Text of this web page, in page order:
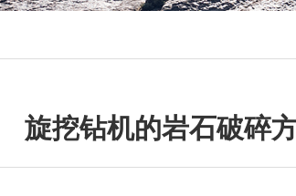
旋挖钻机的岩石破碎